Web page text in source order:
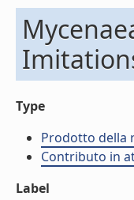
Type
Prodotto della
Contributo in
Label